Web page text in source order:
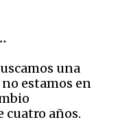
una
estamos en
cuatro años.